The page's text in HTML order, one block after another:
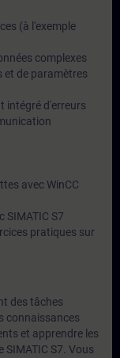
(à l'exemple
complexes
et de paramètres
intégré d'erreurs
avec WinCC
SIMATIC S7
pratiques sur
des tâches
connaissances
et apprendre les
S7. Vous